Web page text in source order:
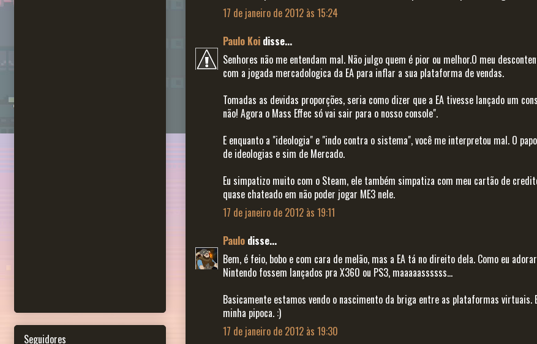
17 de janeiro de 2012 às 15:24
Paulo Koi disse...
Senhores não me entendam mal. Não julgo quem é pior ou melhor.O meu
com a jogada mercadologica da EA para inflar a sua plataforma de vendas.
Tomadas as devidas proporções, seria como dizer que a EA tivesse lançado um
não! Agora o Mass Effec só vai sair para o nosso console".
E enquanto a "ideologia" e "indo contra o sistema", você me interpretou mal. O
de ideologias e sim de Mercado.
Eu simpatizo muito com o Steam, ele também simpatiza com meu cartão de
quase chateado em não poder jogar ME3 nele.
17 de janeiro de 2012 às 19:11
Paulo disse...
Bem, é feio, bobo e com cara de melão, mas a EA tá no direito dela. Como eu
Nintendo fossem lançados pra X360 ou PS3, maaaaassssss...
Basicamente estamos vendo o nascimento da briga entre as plataformas virtuais.
minha pipoca. :)
17 de janeiro de 2012 às 19:30
Seguidores